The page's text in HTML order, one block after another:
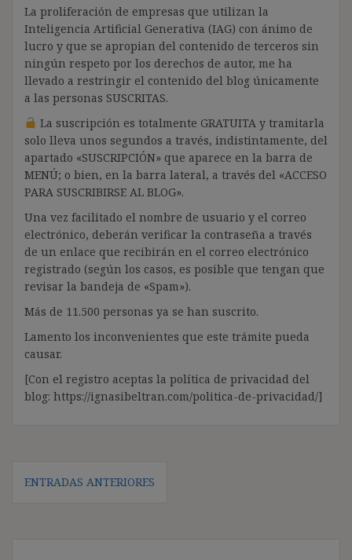
La proliferación de empresas que utilizan la
Inteligencia Artificial Generativa (IAG) con ánimo de
lucro y que se apropian del contenido de terceros sin
ningún respeto por los derechos de autor, me ha
llevado a restringir el contenido del blog únicamente
a las personas SUSCRITAS.
La suscripción es totalmente GRATUITA y tramitarla
solo lleva unos segundos a través, indistintamente, del
apartado «SUSCRIPCIÓN» que aparece en la barra de
MENÚ; o bien, en la barra lateral, a través del «ACCESO
PARA SUSCRIBIRSE AL BLOG».
Una vez facilitado el nombre de usuario y el correo
electrónico, deberán verificar la contraseña a través
de un enlace que recibirán en el correo electrónico
registrado (según los casos, es posible que tengan que
revisar la bandeja de «Spam»).
Más de 11.500 personas ya se han suscrito.
Lamento los inconvenientes que este trámite pueda
causar.
[Con el registro aceptas la política de privacidad del
blog: https://ignasibeltran.com/politica-de-privacidad/]
de
ENTRADAS ANTERIORES